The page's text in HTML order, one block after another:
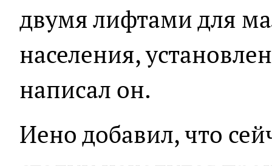
двумя лифтами для
населения,
написал он.
Иено добавил, что